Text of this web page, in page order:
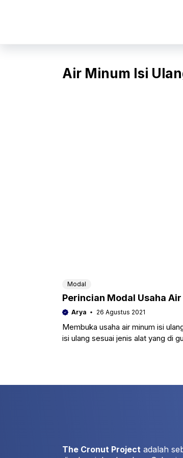
Air Minum Isi
Modal
Perincian Modal Usaha
Arya 26 Agustus 2021
Membuka usaha air minum isi
isi ulang sesuai jenis alat yang di
The Cronut Project adalah